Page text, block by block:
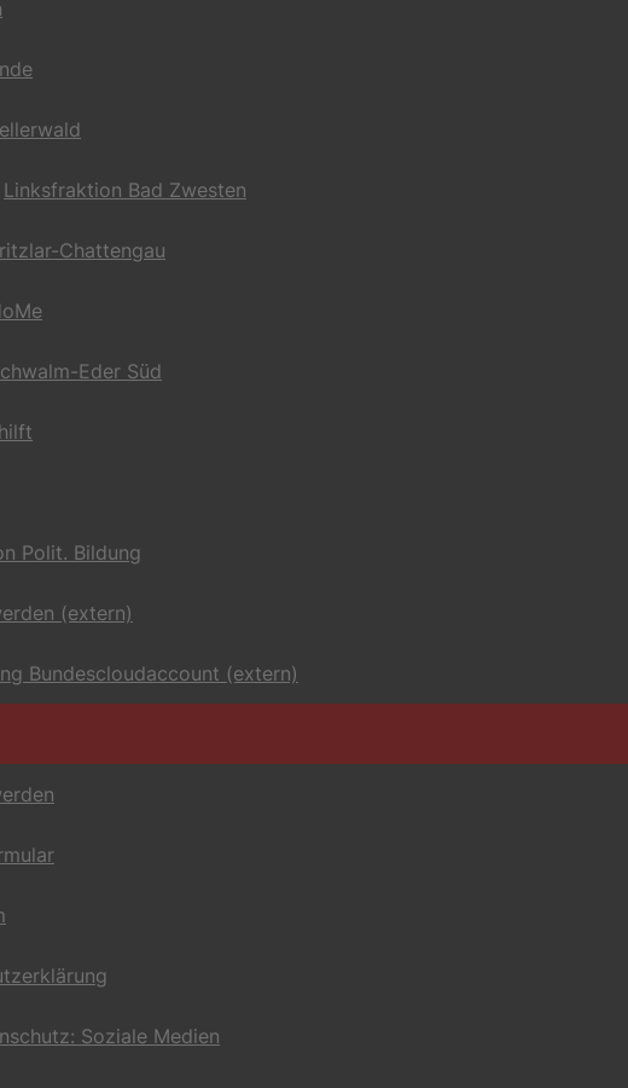
Linksfraktion Bad Zwesten
Chattengau
Eder Süd
Polit. Bildung
(extern)
Bundescloudaccount (extern)
Soziale Medien